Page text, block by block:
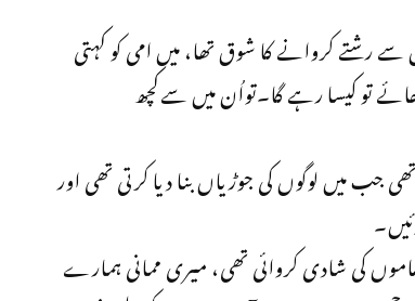
سے رشتے کروانے کا شوق تھا، میں امی کو کہتی
تو کیسا رہے گا۔تواُن میں سےکچھ
جب میں لوگوں کی جوڑیاں بنا دیا کرتی تھی اور
کی شادی کروائی تھی، میری ممانی ہمارے